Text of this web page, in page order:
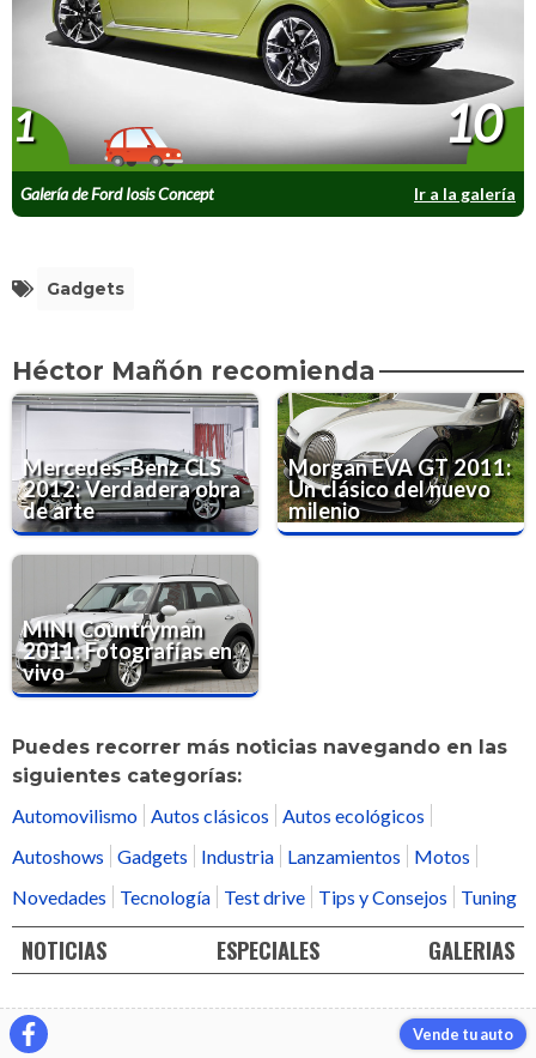
Galería de Ford Iosis Concept Ir a la galería
1 10
Gadgets
Héctor Mañón recomienda
Mercedes-Benz CLS
2012: Verdadera obra
de arte
Morgan EVA GT 2011:
Un clásico del nuevo
milenio
MINI Countryman
2011: Fotografías en
vivo
Puedes recorrer más noticias navegando en las
siguientes categorías:
Automovilismo Autos clásicos
Autos ecológicos
Autoshows
Gadgets Industria Lanzamientos
Motos
Novedades
Tecnología Test drive Tips y Consejos Tuning
NOTICIAS ESPECIALES GALERIAS
Vende tu auto